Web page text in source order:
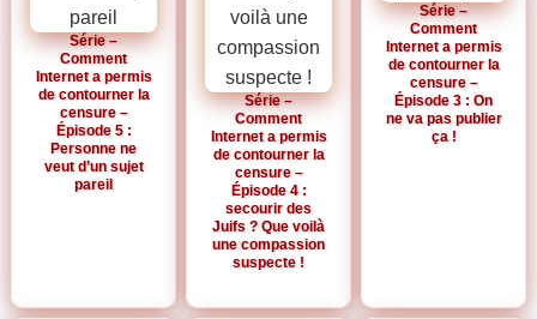
Série –
Comment
Internet a permis
de contourner la
censure –
Épisode 5 :
Personne ne
veut d’un sujet
pareil
Série –
Comment
Internet a permis
de contourner la
censure –
Épisode 4 :
secourir des
Juifs ? Que voilà
une compassion
suspecte !
Série –
Comment
Internet a permis
de contourner la
censure –
Épisode 3 : On
ne va pas publier
ça !